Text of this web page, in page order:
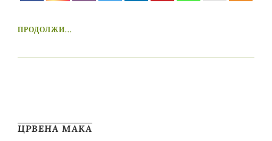
ПРОДОЛЖИ...
ЦРВЕНА МАКА